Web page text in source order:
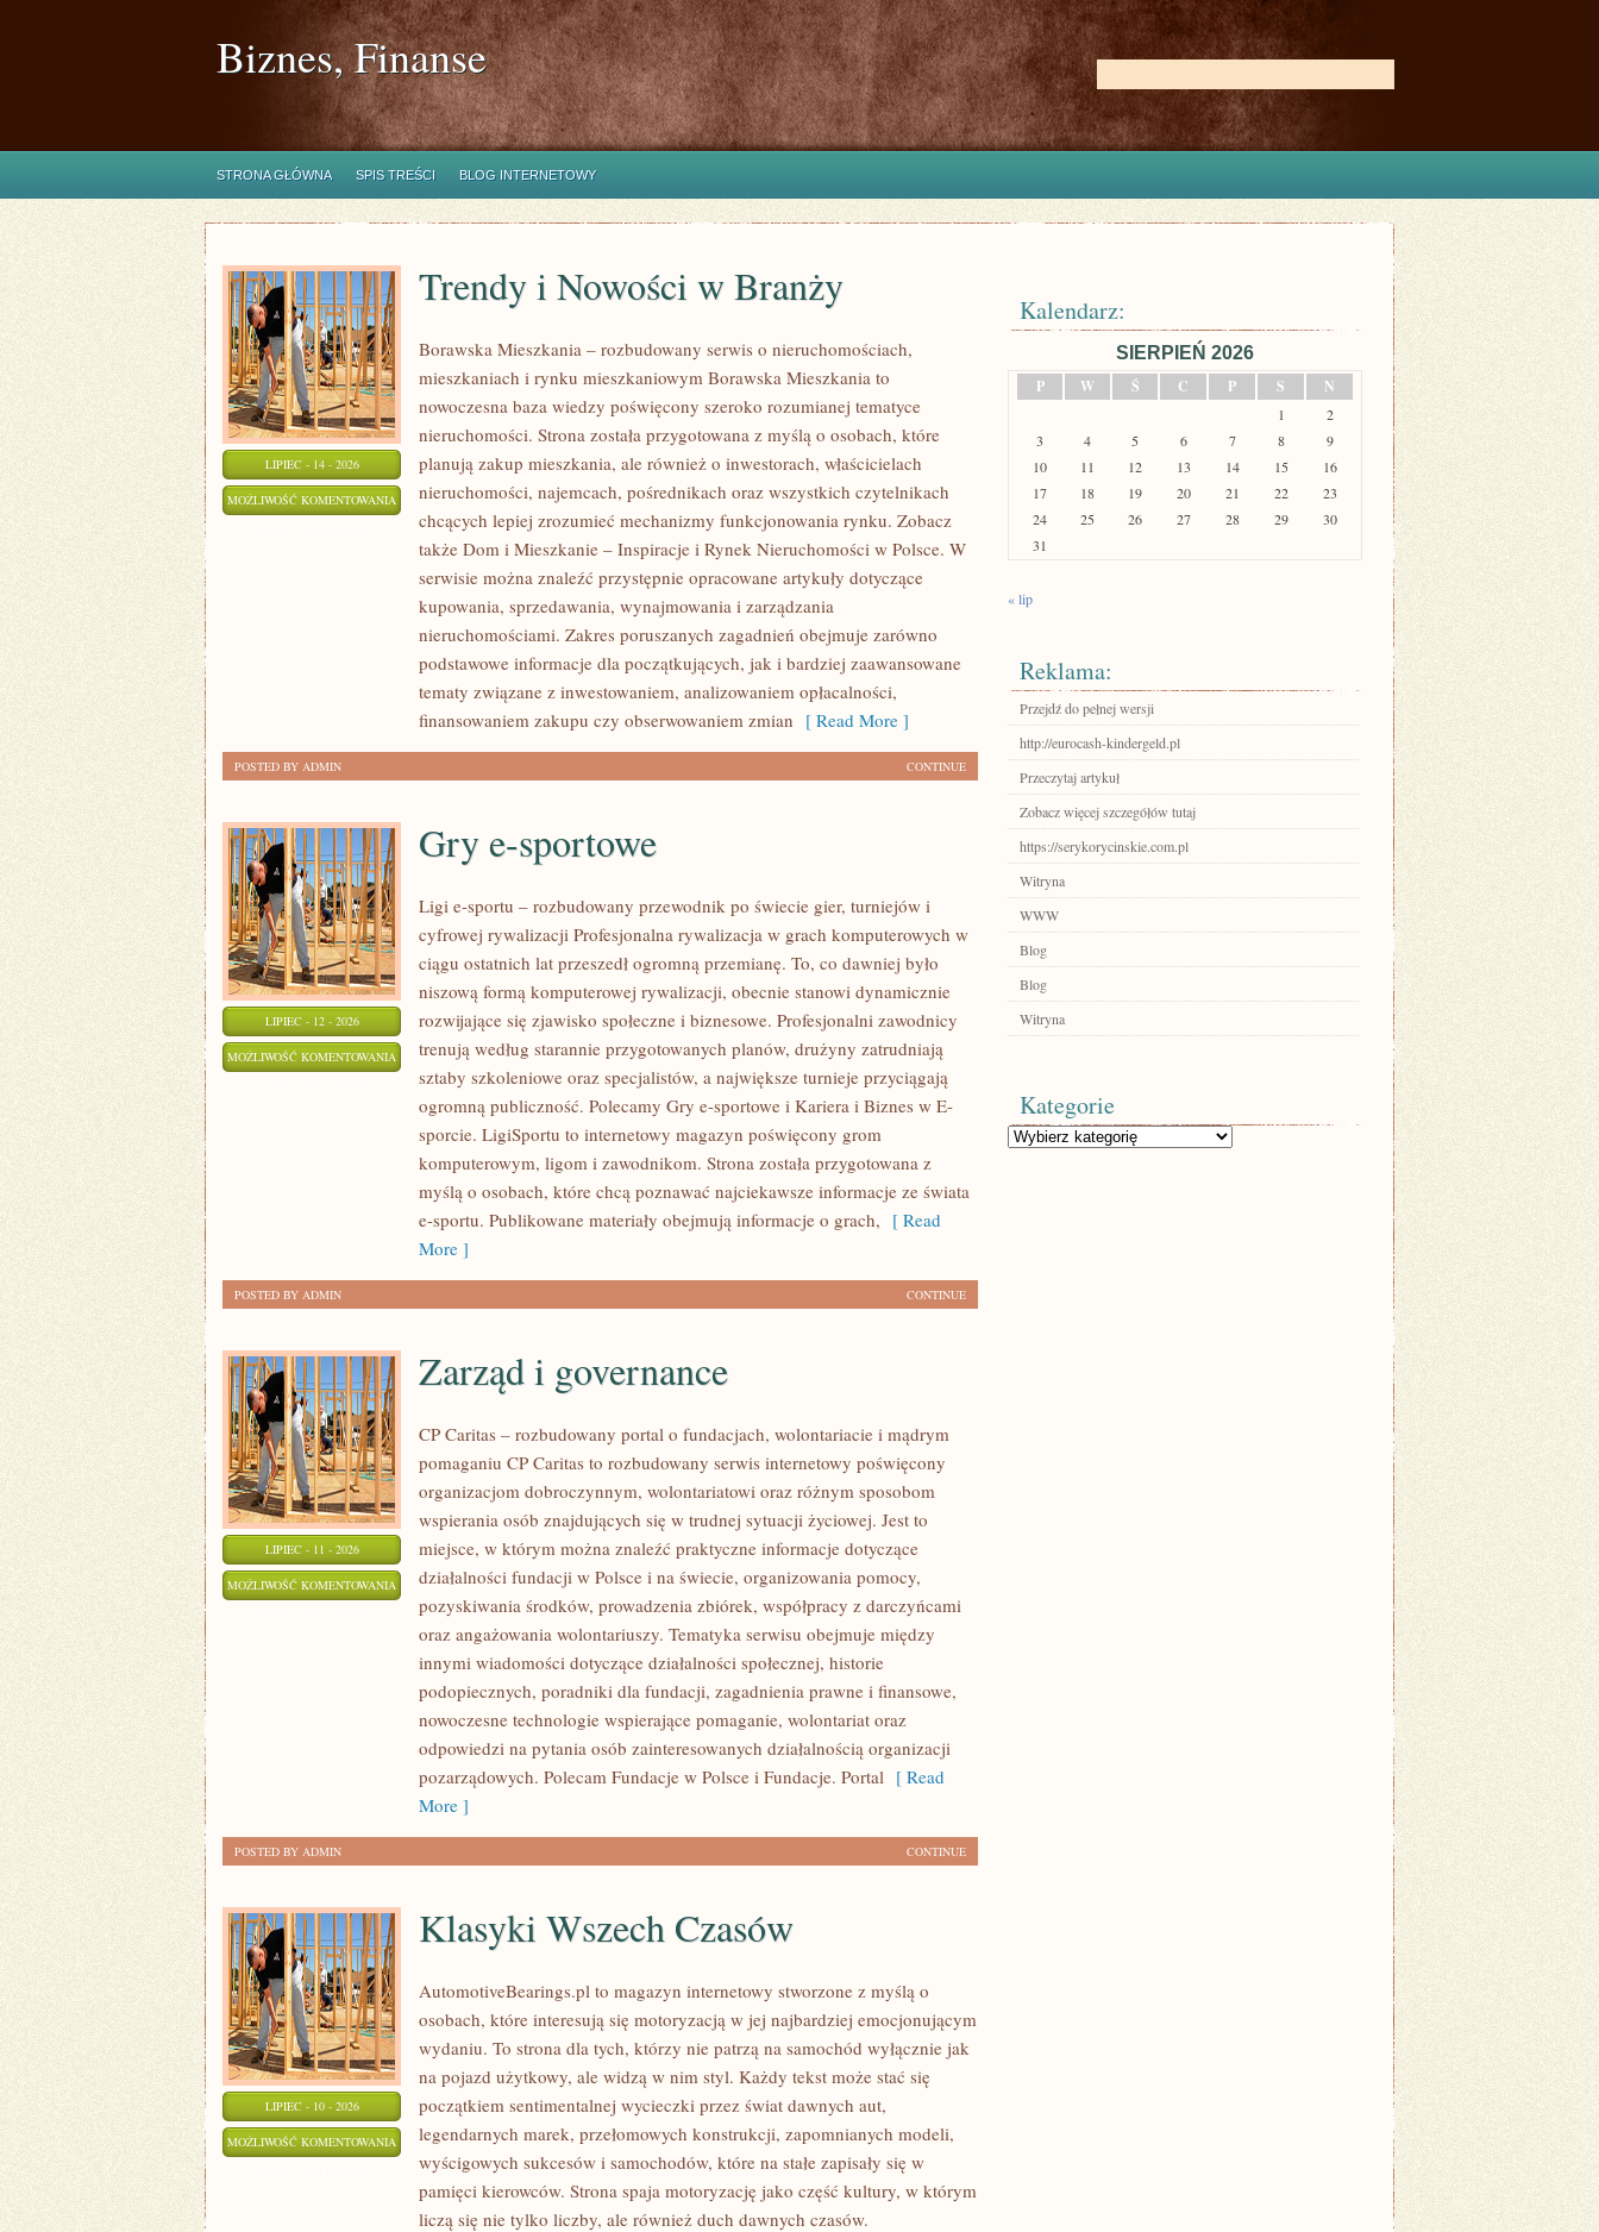
Biznes, Finanse
STRONA GŁÓWNA SPIS TREŚCI BLOG INTERNETOWY
LIPIEC - 14 - 2026
MOŻLIWOŚĆ KOMENTOWANIA TRENDY
NOWOŚCI
BRANŻY
Trendy i Nowości w Branży
Borawska Mieszkania – rozbudowany serwis o nieruchomościach,
mieszkaniach i rynku mieszkaniowym Borawska Mieszkania to
nowoczesna baza wiedzy poświęcony szeroko rozumianej tematyce
nieruchomości. Strona została przygotowana z myślą o osobach, które
planują zakup mieszkania, ale również o inwestorach, właścicielach
nieruchomości, najemcach, pośrednikach oraz wszystkich czytelnikach
chcących lepiej zrozumieć mechanizmy funkcjonowania rynku. Zobacz
także Dom i Mieszkanie – Inspiracje i Rynek Nieruchomości w Polsce. W
serwisie można znaleźć przystępnie opracowane artykuły dotyczące
kupowania, sprzedawania, wynajmowania i zarządzania
nieruchomościami. Zakres poruszanych zagadnień obejmuje zarówno
podstawowe informacje dla początkujących, jak i bardziej zaawansowane
tematy związane z inwestowaniem, analizowaniem opłacalności,
finansowaniem zakupu czy obserwowaniem zmian [ Read More ]
CONTINUE
POSTED BY ADMIN
LIPIEC - 12 - 2026
MOŻLIWOŚĆ KOMENTOWANIA
SPORTOWE
Gry e-sportowe
Ligi e-sportu – rozbudowany przewodnik po świecie gier, turniejów i
cyfrowej rywalizacji Profesjonalna rywalizacja w grach komputerowych w
ciągu ostatnich lat przeszedł ogromną przemianę. To, co dawniej było
niszową formą komputerowej rywalizacji, obecnie stanowi dynamicznie
rozwijające się zjawisko społeczne i biznesowe. Profesjonalni zawodnicy
trenują według starannie przygotowanych planów, drużyny zatrudniają
sztaby szkoleniowe oraz specjalistów, a największe turnieje przyciągają
ogromną publiczność. Polecamy Gry e-sportowe i Kariera i Biznes w E-
sporcie. LigiSportu to internetowy magazyn poświęcony grom
komputerowym, ligom i zawodnikom. Strona została przygotowana z
myślą o osobach, które chcą poznawać najciekawsze informacje ze świata
e-sportu. Publikowane materiały obejmują informacje o grach, [ Read
More ]
CONTINUE
POSTED BY ADMIN
LIPIEC - 11 - 2026
MOŻLIWOŚĆ KOMENTOWANIA ZARZĄD
GOVERNANCE
Zarząd i governance
CP Caritas – rozbudowany portal o fundacjach, wolontariacie i mądrym
pomaganiu CP Caritas to rozbudowany serwis internetowy poświęcony
organizacjom dobroczynnym, wolontariatowi oraz różnym sposobom
wspierania osób znajdujących się w trudnej sytuacji życiowej. Jest to
miejsce, w którym można znaleźć praktyczne informacje dotyczące
działalności fundacji w Polsce i na świecie, organizowania pomocy,
pozyskiwania środków, prowadzenia zbiórek, współpracy z darczyńcami
oraz angażowania wolontariuszy. Tematyka serwisu obejmuje między
innymi wiadomości dotyczące działalności społecznej, historie
podopiecznych, poradniki dla fundacji, zagadnienia prawne i finansowe,
nowoczesne technologie wspierające pomaganie, wolontariat oraz
odpowiedzi na pytania osób zainteresowanych działalnością organizacji
pozarządowych. Polecam Fundacje w Polsce i Fundacje. Portal [ Read
More ]
CONTINUE
POSTED BY ADMIN
LIPIEC - 10 - 2026
MOŻLIWOŚĆ KOMENTOWANIA KLASYKI
WSZECH
CZASÓW
Klasyki Wszech Czasów
AutomotiveBearings.pl to magazyn internetowy stworzone z myślą o
osobach, które interesują się motoryzacją w jej najbardziej emocjonującym
wydaniu. To strona dla tych, którzy nie patrzą na samochód wyłącznie jak
na pojazd użytkowy, ale widzą w nim styl. Każdy tekst może stać się
początkiem sentimentalnej wycieczki przez świat dawnych aut,
legendarnych marek, przełomowych konstrukcji, zapomnianych modeli,
wyścigowych sukcesów i samochodów, które na stałe zapisały się w
pamięci kierowców. Strona spaja motoryzację jako część kultury, w którym
liczą się nie tylko liczby, ale również duch dawnych czasów.
Kalendarz:
SIERPIEŃ 2026
P
W Ś C P S N
1
2
3
4 5 6 7 8
9
10
11 12 13 14 15
16
17
18 19 20 21 22
23
24
25 26 27 28 29
30
31
« lip
Reklama:
Przejdź do pełnej wersji
http://eurocash-kindergeld.pl
Przeczytaj artykuł
Zobacz więcej szczegółów tutaj
https://serykorycinskie.com.pl
Witryna
WWW
Blog
Blog
Witryna
Kategorie
Kategorie